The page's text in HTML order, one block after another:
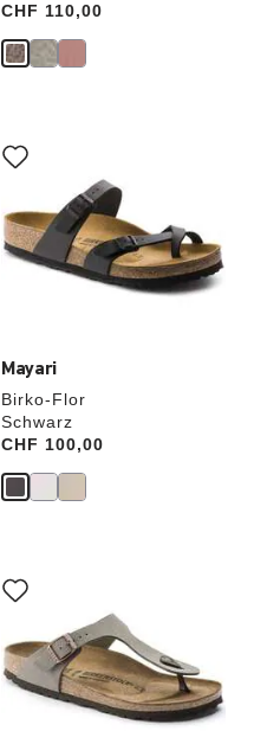
Price:
CHF 110,00
Mayari
Birko-Flor
Schwarz
Price:
CHF 100,00
Anklicken
der
werden
die
Produktbilder
aktualisiert.
Anklicken
der
werden
die
Produktbilder
aktualisiert.